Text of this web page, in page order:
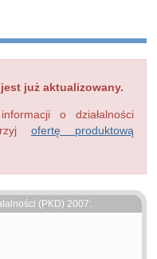
już aktualizowany.
o działalności
ofertę produktową
(PKD) 2007: